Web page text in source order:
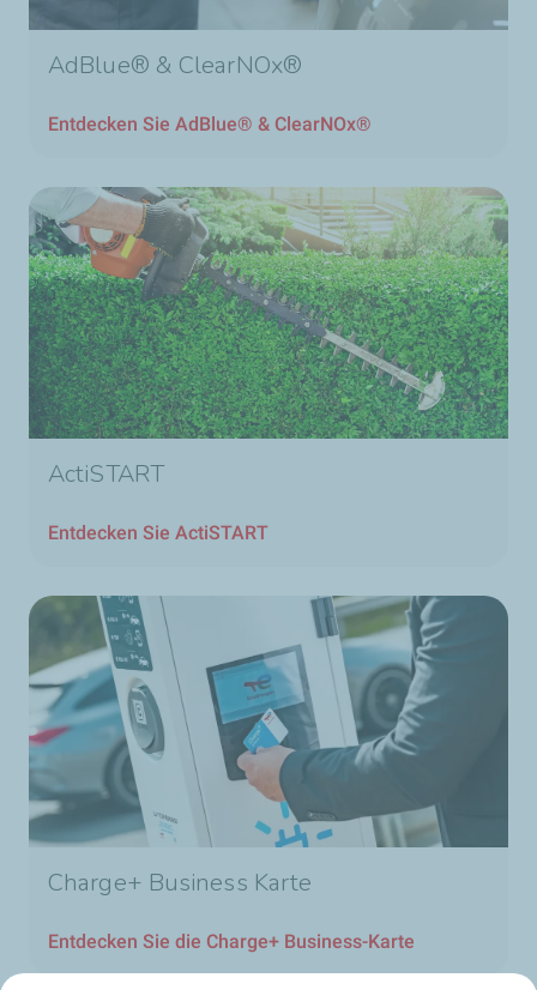
AdBlue® & ClearNOx®
Entdecken Sie AdBlue® & ClearNOx®
ActiSTART
Entdecken Sie ActiSTART
Charge+ Business Karte
Entdecken Sie die Charge+ Business-Karte